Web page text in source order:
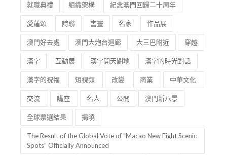
就職典禮 組織架構 紀念澳門回歸二十周年
愛蓮頌 詩聯 書畫 名家 作品展
澳門好去處 澳門大炮台迴廊 大三巴附近 穿越
漢字 互動展 漢字開天闢地 漢字的時光對話
漢字的祝福 短視頻 改變 商業 中華文化
交流 講座 名人 公開 澳門新八景
全球票選結果 揭曉
The Result of the Global Vote of “Macao New Eight Scenic
Spots” Officially Announced